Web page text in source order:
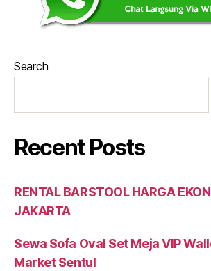
Search
Recent Posts
RENTAL BARSTOOL HARGA
JAKARTA
Sewa Sofa Oval Set Meja VIP
Market Sentul